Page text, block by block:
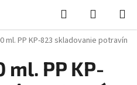
Hľadať
KOŠÍK
ml. PP KP-823 skladovanie potravín
PP KP-